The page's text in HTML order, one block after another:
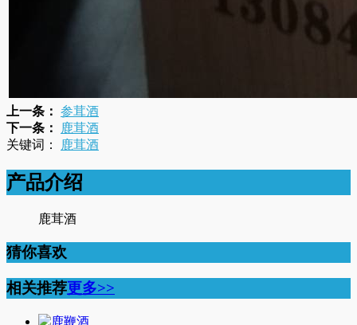
上一条： 参茸酒
下一条：
鹿茸酒
关键词：
鹿茸酒
产品介绍
鹿茸酒
猜你喜欢
相关推荐更多>>